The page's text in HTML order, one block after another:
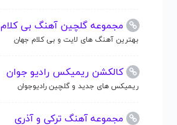
مجموعه گلچین آهنگ بی کلام
بهترین آهنگ های لایت و بی کلام جهان
کالکشن ریمیکس رادیو جوان
ریمیکس های جدید و گلچین رادیوجوان
مجموعه آهنگ ترکی و آذری